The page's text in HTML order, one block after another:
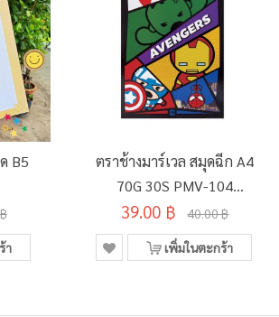
B5
า
ตราช้างมาร์เวล สมุดฉีก A4
70G 30S PMV-104
(1x12)
39.00 ฿ 40.00 ฿
เพิ่มในตะกร้า